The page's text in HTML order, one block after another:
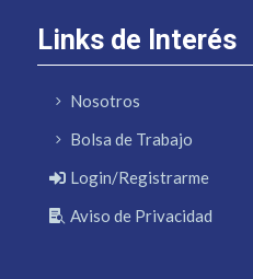
Links de Interés
Nosotros
Bolsa de Trabajo
Login/Registrarme
Aviso de Privacidad